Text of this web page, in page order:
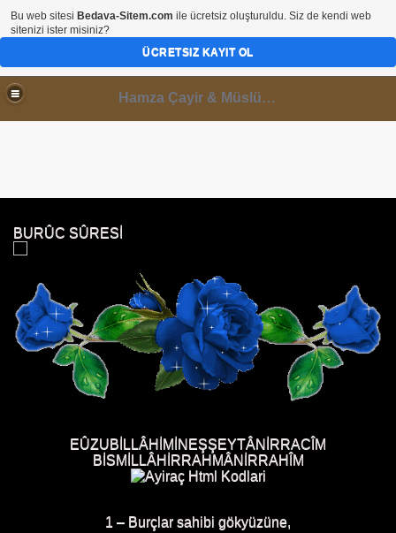
Hamza Çayir & Müslüminal Paylaşımlar
BURÛC SÛRESİ
EÛZUBİLLÂHİMİNEŞŞEYTÂNİRRACÎM
BİSMİLLÂHİRRAHMÂNİRRAHÎM
1 – Burçlar sahibi gökyüzüne,
Bu web sitesi Bedava-Sitem.com ile ücretsiz oluşturuldu. Siz de kendi web
sitenizi ister misiniz?
ÜCRETSIZ KAYIT OL